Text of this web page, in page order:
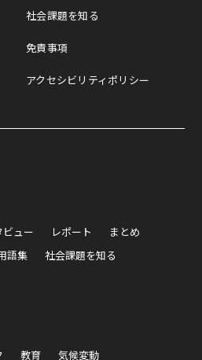
社会課題を知る
免責事項
アクセシビリティポリシー
ビュー レポート
まとめ
語集 社会課題を知る
教育 気候変動